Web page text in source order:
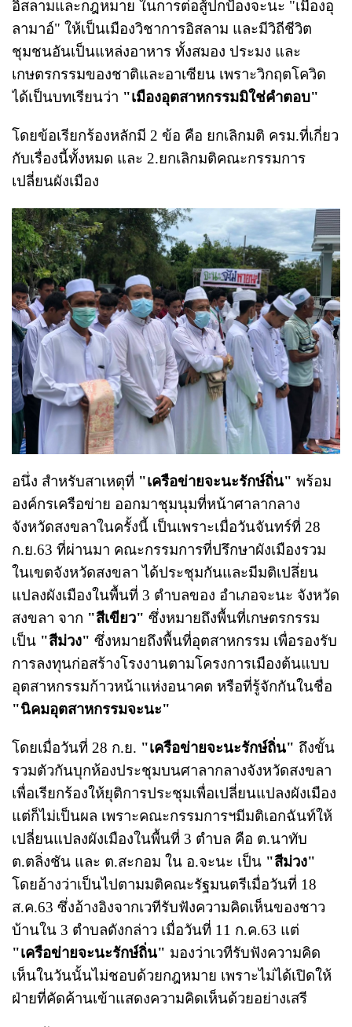
อิสลามและกฎหมาย ในการต่อสู้ปกป้องจะนะ "เมืองอุ
ลามาอ์" ให้เป็นเมืองวิชาการอิสลาม และมีวิถีชีวิต
ชุมชนอันเป็นแหล่งอาหาร ทั้งสมอง ประมง และ
เกษตรกรรมของชาติและอาเซียน เพราะวิกฤตโควิด
ได้เป็นบทเรียนว่า "เมืองอุตสาหกรรมมิใช่คำตอบ"
โดยข้อเรียกร้องหลักมี 2 ข้อ คือ ยกเลิกมติ ครม.ที่เกี่ยว
กับเรื่องนี้ทั้งหมด และ 2.ยกเลิกมติคณะกรรมการ
เปลี่ยนผังเมือง
อนึ่ง สำหรับสาเหตุที่ "เครือข่ายจะนะรักษ์ถิ่น" พร้อม
องค์กรเครือข่าย ออกมาชุมนุมที่หน้าศาลากลาง
จังหวัดสงขลาในครั้งนี้ เป็นเพราะเมื่อวันจันทร์ที่ 28
ก.ย.63 ที่ผ่านมา คณะกรรมการที่ปรึกษาผังเมืองรวม
ในเขตจังหวัดสงขลา ได้ประชุมกันและมีมติเปลึ่ยน
แปลงผังเมืองในพื้นที่ 3 ตำบลของ อำเภอจะนะ จังหวัด
สงขลา จาก "สีเขียว" ซึ่งหมายถึงพื้นที่เกษตรกรรม
เป็น "สีม่วง" ซึ่งหมายถึงพื้นที่อุตสาหกรรม เพื่อรองรับ
การลงทุนก่อสร้างโรงงานตามโครงการเมืองต้นแบบ
อุตสาหกรรมก้าวหน้าแห่งอนาคต หรือที่รู้จักกันในชื่อ
"นิคมอุตสาหกรรมจะนะ"
โดยเมื่อวันที่ 28 ก.ย. "เครือข่ายจะนะรักษ์ถิ่น" ถึงขั้น
รวมตัวกันบุกห้องประชุมบนศาลากลางจังหวัดสงขลา
เพื่อเรียกร้องให้ยุติการประชุมเพื่อเปลี่ยนแปลงผังเมือง
แต่ก็ไม่เป็นผล เพราะคณะกรรมการฯมีมติเอกฉันท์ให้
เปลี่ยนแปลงผังเมืองในพื้นที่ 3 ตำบล คือ ต.นาทับ
ต.ตลิ่งชัน และ ต.สะกอม ใน อ.จะนะ เป็น "สีม่วง"
โดยอ้างว่าเป็นไปตามมติคณะรัฐมนตรีเมื่อวันที่ 18
ส.ค.63 ซึ่งอ้างอิงจากเวทีรับฟังความคิดเห็นของชาว
บ้านใน 3 ตำบลดังกล่าว เมื่อวันที่ 11 ก.ค.63 แต่
"เครือข่ายจะนะรักษ์ถิ่น" มองว่าเวทีรับฟังความคิด
เห็นในวันนั้นไม่ชอบด้วยกฎหมาย เพราะไม่ได้เปิดให้
ฝ่ายที่คัดค้านเข้าแสดงความคิดเห็นด้วยอย่างเสรี